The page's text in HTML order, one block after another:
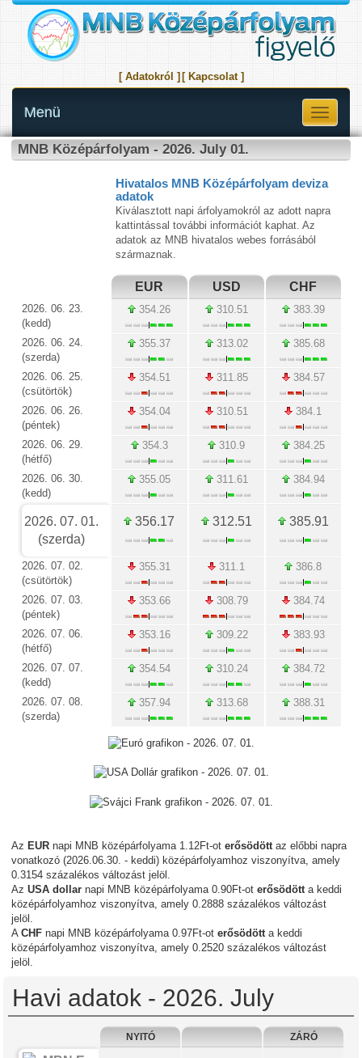
[ Adatokról ] [ Kapcsolat ]
Toggle
Menü
MNB Középárfolyam - 2026. July 01.
Hivatalos MNB Középárfolyam deviza
adatok
Kiválasztott napi árfolyamokról az adott napra
kattintással további információt kaphat. Az
adatok az MNB hivatalos webes forrásából
származnak.
EUR USD CHF
2026. 06. 23.
(kedd)
354.26 310.51 383.39
2026. 06. 24.
(szerda)
355.37 313.02 385.68
2026. 06. 25.
(csütörtök)
354.51 311.85 384.57
2026. 06. 26.
(péntek)
354.04 310.51 384.1
2026. 06. 29.
(hétfő)
354.3 310.9 384.25
2026. 06. 30.
(kedd)
355.05 311.61 384.94
2026. 07. 01.
(szerda)
356.17 312.51 385.91
2026. 07. 02.
(csütörtök)
355.31 311.1 386.8
2026. 07. 03.
(péntek)
353.66 308.79 384.74
2026. 07. 06.
(hétfő)
353.16 309.22 383.93
2026. 07. 07.
(kedd)
354.54 310.24 384.72
2026. 07. 08.
(szerda)
357.94 313.68 388.31
Az EUR napi MNB középárfolyama 1.12Ft-ot erősödött az előbbi napra
vonatkozó (2026.06.30. - keddi) középárfolyamhoz viszonyítva, amely
0.3154 százalékos változást jelöl.
Az USA dollar napi MNB középárfolyama 0.90Ft-ot erősödött a keddi
középárfolyamhoz viszonyítva, amely 0.2888 százalékos változást
jelöl.
A CHF napi MNB középárfolyama 0.97Ft-ot erősödött a keddi
középárfolyamhoz viszonyítva, amely 0.2520 százalékos változást
jelöl.
Havi adatok - 2026. July
NYITÓ ZÁRÓ